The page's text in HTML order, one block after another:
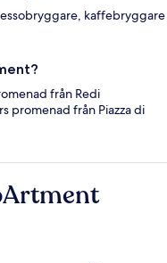
kaffebryggare
från Redi
promenad från Piazza di